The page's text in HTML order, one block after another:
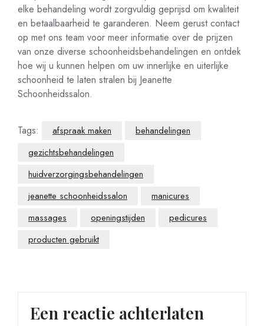
elke behandeling wordt zorgvuldig geprijsd om kwaliteit
en betaalbaarheid te garanderen. Neem gerust contact
op met ons team voor meer informatie over de prijzen
van onze diverse schoonheidsbehandelingen en ontdek
hoe wij u kunnen helpen om uw innerlijke en uiterlijke
schoonheid te laten stralen bij Jeanette
Schoonheidssalon.
Tags: afspraak maken
behandelingen
gezichtsbehandelingen
huidverzorgingsbehandelingen
jeanette schoonheidssalon
manicures
massages
openingstijden
pedicures
producten gebruikt
Een reactie achterlaten